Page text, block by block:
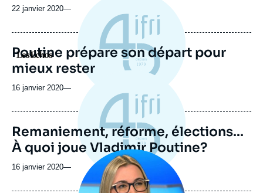
22 janvier 2020—
Logo
Poutine prépare son départ pour
mieux rester
16 janvier 2020—
Remaniement, réforme, élections...
À quoi joue Vladimir Poutine?
16 janvier 2020—
Image
principale
médiatique